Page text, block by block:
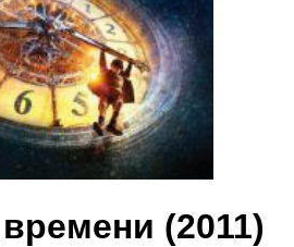
(2011)